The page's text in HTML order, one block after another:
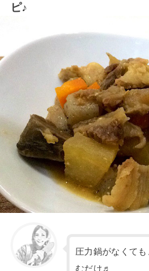
ピ♪
圧力鍋がなくて
むだけ♬